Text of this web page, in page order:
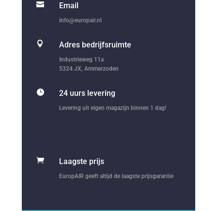
 Email
info@europair.nl
 Adres bedrijfsruimte
Industrieweg 11a
5324 JX, Ammerzoden
 24 uurs levering
Levering uit eigen magazijn binnen 1 dag!
 Laagste prijs
EuropAIR geeft altijd de laagste prijsgarantie